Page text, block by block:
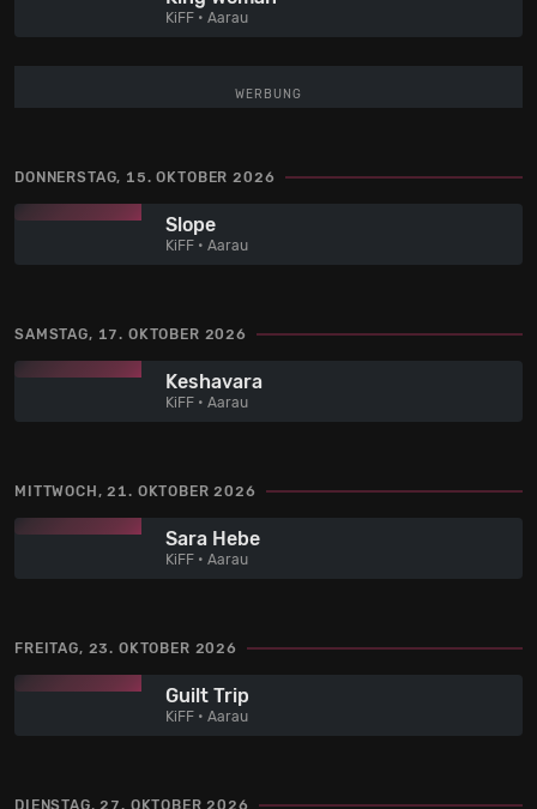
KiFF • Aarau
WERBUNG
DONNERSTAG, 15. OKTOBER 2026
Slope
KiFF • Aarau
SAMSTAG, 17. OKTOBER 2026
Keshavara
KiFF • Aarau
MITTWOCH, 21. OKTOBER 2026
Sara Hebe
KiFF • Aarau
FREITAG, 23. OKTOBER 2026
Guilt Trip
KiFF • Aarau
DIENSTAG, 27. OKTOBER 2026